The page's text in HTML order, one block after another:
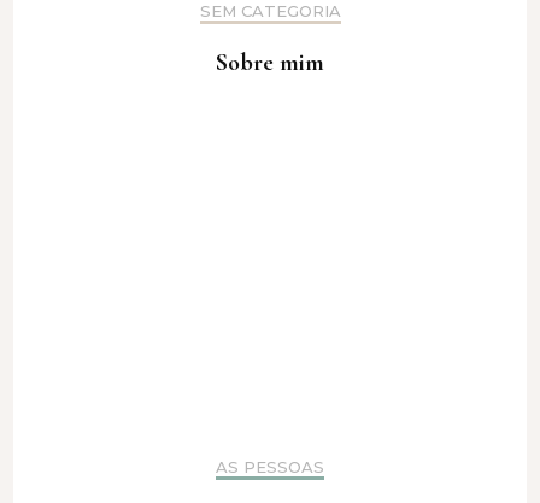
SEM CATEGORIA
Sobre mim
AS PESSOAS